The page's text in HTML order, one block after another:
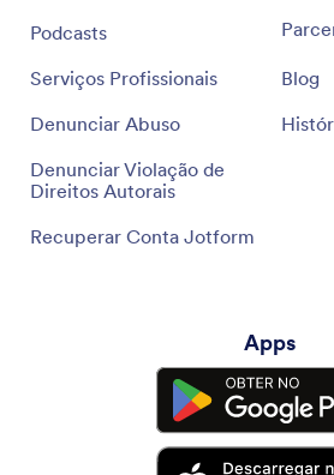
Podcasts
Serviços Profissionais
Denunciar Abuso
Denunciar Violação de
Direitos Autorais
Recuperar Conta Jotform
Blog
Apps